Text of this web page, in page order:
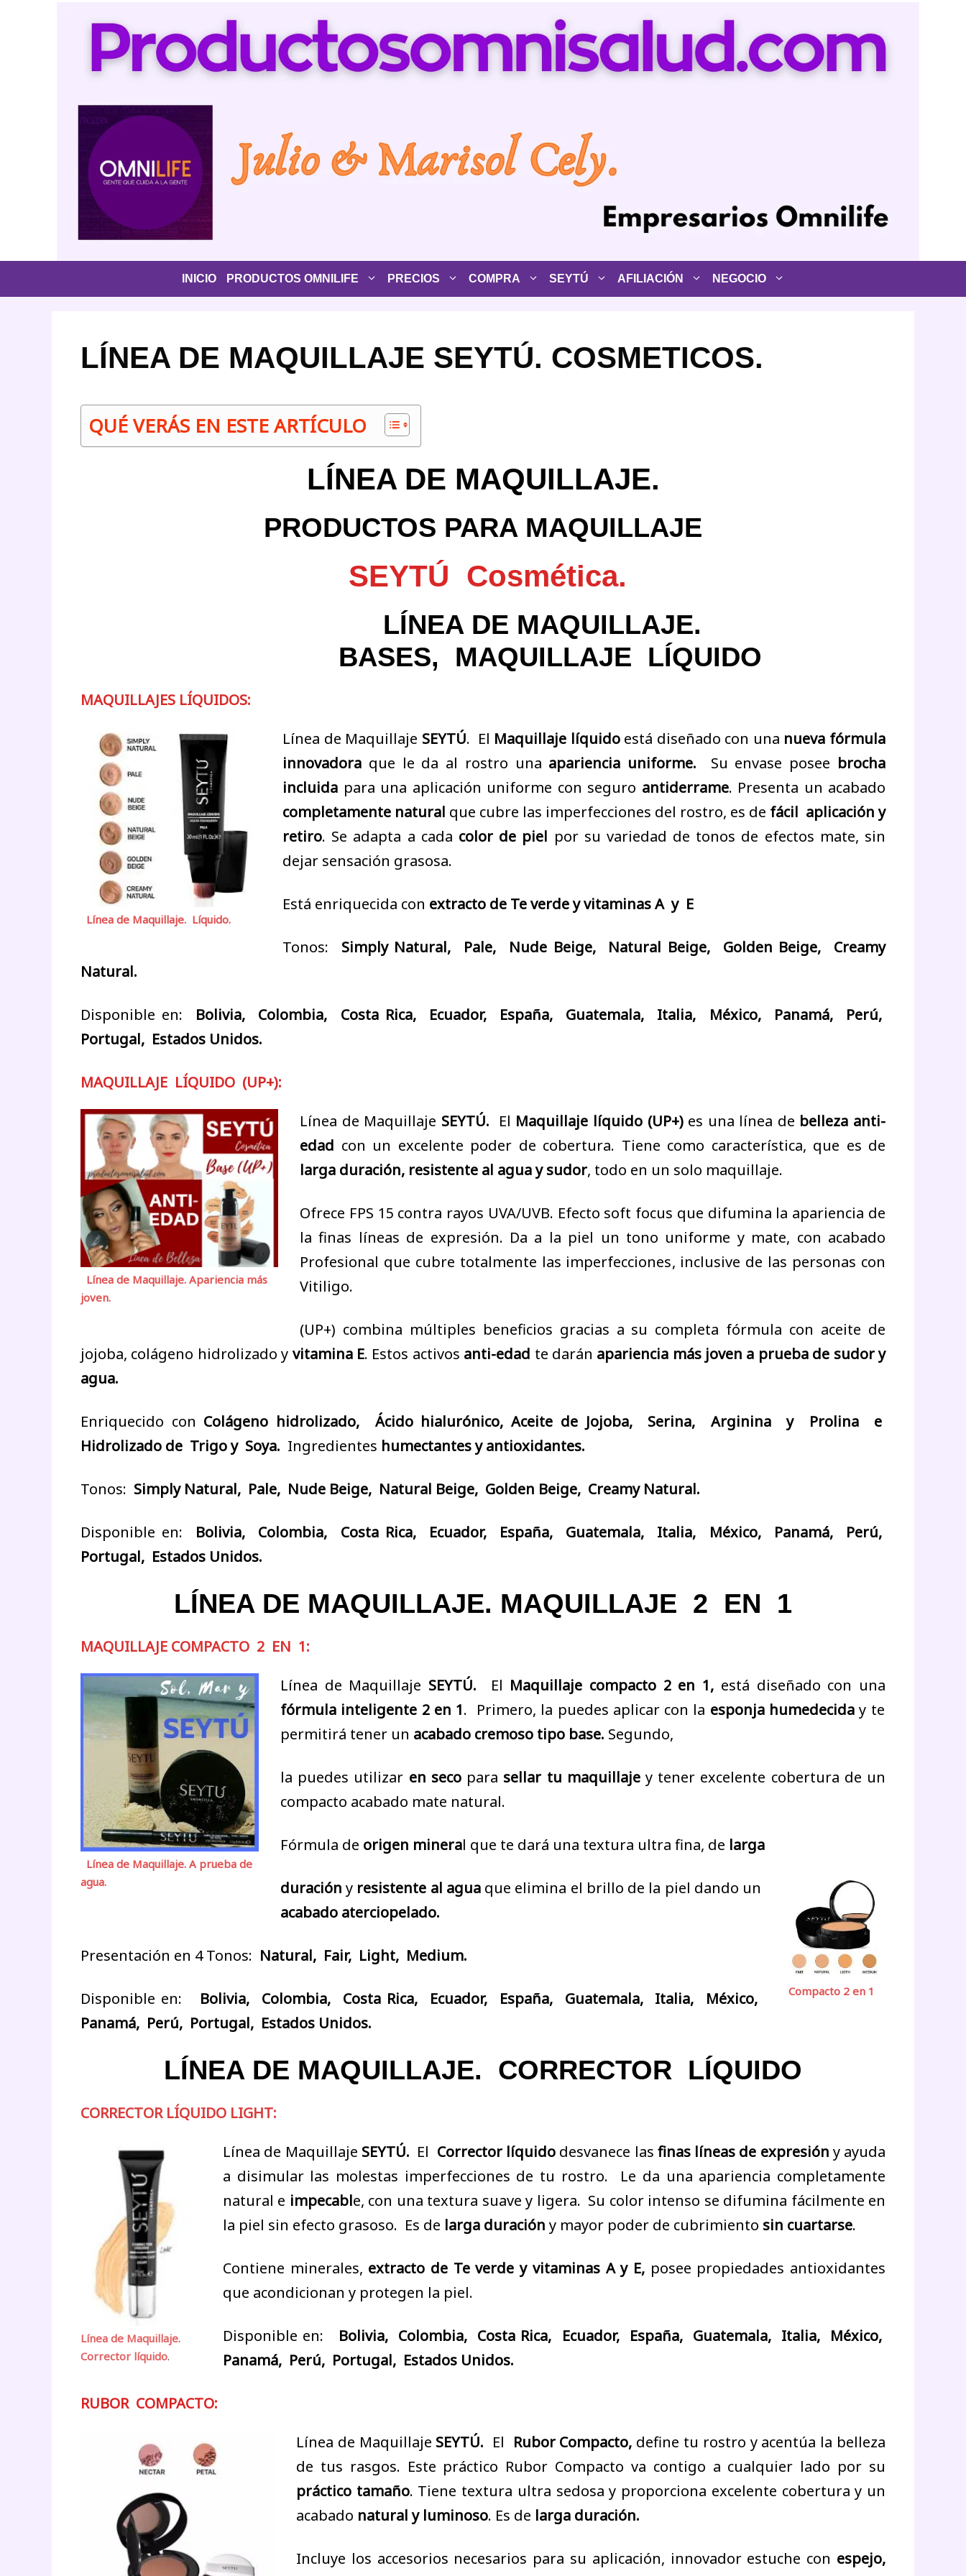
INICIO PRODUCTOS OMNILIFE PRECIOS COMPRA SEYTÚ AFILIACIÓN NEGOCIO
LÍNEA DE MAQUILLAJE SEYTÚ. COSMETICOS.
QUÉ VERÁS EN ESTE ARTÍCULO
LÍNEA DE MAQUILLAJE.
PRODUCTOS PARA MAQUILLAJE
SEYTÚ Cosmética.
LÍNEA DE MAQUILLAJE.
BASES, MAQUILLAJE LÍQUIDO
MAQUILLAJES LÍQUIDOS:
Línea de Maquillaje. Líquido.
Línea de Maquillaje SEYTÚ. El Maquillaje líquido está diseñado con una nueva fórmula
innovadora que le da al rostro una apariencia uniforme. Su envase posee brocha
incluida para una aplicación uniforme con seguro antiderrame. Presenta un acabado
completamente natural que cubre las imperfecciones del rostro, es de fácil aplicación y
retiro. Se adapta a cada color de piel por su variedad de tonos de efectos mate, sin
dejar sensación grasosa.
Está enriquecida con extracto de Te verde y vitaminas A y E
Tonos: Simply Natural, Pale, Nude Beige, Natural Beige, Golden Beige, Creamy
Natural.
Disponible en: Bolivia, Colombia, Costa Rica, Ecuador, España, Guatemala, Italia, México, Panamá, Perú,
Portugal, Estados Unidos.
MAQUILLAJE LÍQUIDO (UP+):
Línea de Maquillaje. Apariencia más
joven.
Línea de Maquillaje SEYTÚ. El Maquillaje líquido (UP+)es una línea de belleza anti-
edad con un excelente poder de cobertura. Tiene como característica, que es de
larga duración, resistente al agua y sudor, todo en un solo maquillaje.
Ofrece FPS 15 contra rayos UVA/UVB. Efecto soft focus que difumina la apariencia de
la finas líneas de expresión. Da a la piel un tono uniforme y mate, con acabado
Profesional que cubre totalmente las imperfecciones, inclusive de las personas con
Vitiligo.
(UP+) combina múltiples beneficios gracias a su completa fórmula con aceite de
jojoba, colágeno hidrolizado y vitamina E. Estos activos anti-edad te darán apariencia más joven a prueba de sudor y
agua.
Enriquecido con Colágeno hidrolizado, Ácido hialurónico, Aceite de Jojoba, Serina, Arginina y Prolina e
Hidrolizado de Trigo y Soya. Ingredientes humectantes y antioxidantes.
Tonos: Simply Natural, Pale, Nude Beige, Natural Beige, Golden Beige, Creamy Natural.
Disponible en: Bolivia, Colombia, Costa Rica, Ecuador, España, Guatemala, Italia, México, Panamá, Perú,
Portugal, Estados Unidos.
LÍNEA DE MAQUILLAJE. MAQUILLAJE 2 EN 1
MAQUILLAJE COMPACTO 2 EN 1:
Línea de Maquillaje. A prueba de
agua.
Línea de Maquillaje SEYTÚ. El Maquillaje compacto 2 en 1, está diseñado con una
fórmula inteligente 2 en 1. Primero, la puedes aplicar con la esponja humedecida y te
permitirá tener un acabado cremoso tipo base. Segundo,
la puedes utilizar en secopara sellar tu maquillajey tener excelente cobertura de un
compacto acabado mate natural.
Fórmula de origen mineral que te dará una textura ultra fina, de larga
Compacto 2 en 1
duración y resistente al aguaque elimina el brillo de la piel dando un
acabado aterciopelado.
Presentación en 4 Tonos: Natural, Fair, Light, Medium.
Disponible en: Bolivia, Colombia, Costa Rica, Ecuador, España, Guatemala, Italia, México,
Panamá, Perú, Portugal, Estados Unidos.
LÍNEA DE MAQUILLAJE. CORRECTOR LÍQUIDO
CORRECTOR LÍQUIDO LIGHT:
Línea de Maquillaje.
Corrector líquido.
Línea de Maquillaje SEYTÚ. El Corrector líquido desvanece las finas líneas de expresión y ayuda
a disimular las molestas imperfecciones de tu rostro. Le da una apariencia completamente
natural e impecable, con una textura suave y ligera. Su color intenso se difumina fácilmente en
la piel sin efecto grasoso. Es de larga duración y mayor poder de cubrimiento sin cuartarse.
Contiene minerales, extracto de Te verde y vitaminas A y E,posee propiedades antioxidantes
que acondicionan y protegen la piel.
Disponible en: Bolivia, Colombia, Costa Rica, Ecuador, España, Guatemala, Italia, México,
Panamá, Perú, Portugal, Estados Unidos.
RUBOR COMPACTO:
Línea de Maquillaje SEYTÚ. El Rubor Compacto, define tu rostro y acentúa la belleza
de tus rasgos. Este práctico Rubor Compacto va contigo a cualquier lado por su
práctico tamaño. Tiene textura ultra sedosa y proporciona excelente cobertura y un
acabado natural y luminoso. Es de larga duración.
Incluye los accesorios necesarios para su aplicación, innovador estuche con espejo,